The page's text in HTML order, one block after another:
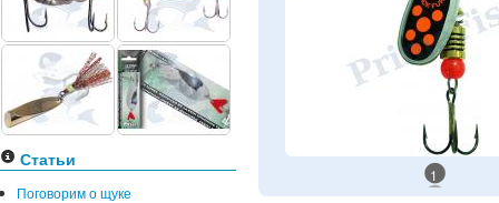
Статьи
Поговорим о щуке
1